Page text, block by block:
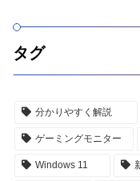
タグ
分かりやすく解説
ゲーミングモニター
Windows 11